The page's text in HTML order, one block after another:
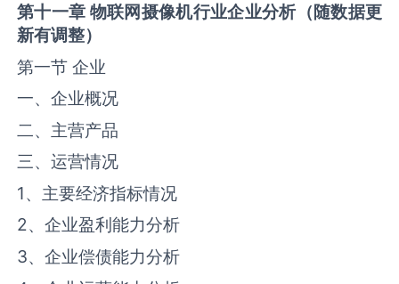
第十一章 物联网摄像机行业企业分析（随数据更
新有调整）
第一节 企业
一、企业概况
二、主营产品
三、运营情况
1、主要经济指标情况
2、企业盈利能力分析
3、企业偿债能力分析